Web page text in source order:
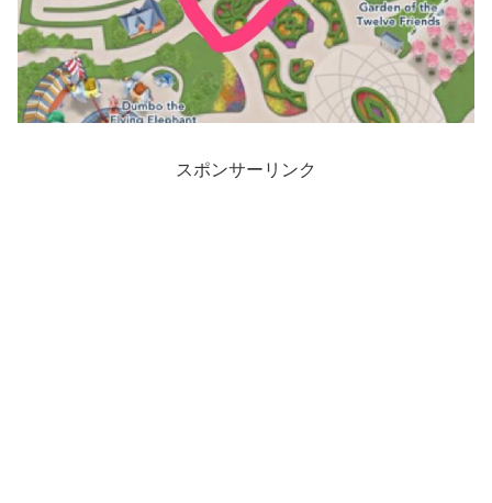
スポンサーリンク